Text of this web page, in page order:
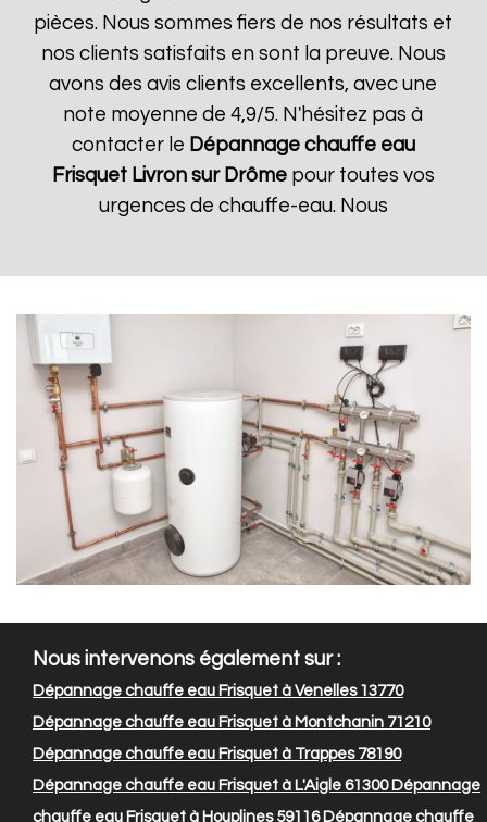
pièces. Nous sommes fiers de nos résultats et
nos clients satisfaits en sont la preuve. Nous
avons des avis clients excellents, avec une
note moyenne de 4,9/5. N'hésitez pas à
contacter le Dépannage chauffe eau
Frisquet Livron sur Drômepour toutes vos
urgences de chauffe-eau. Nous
Nous intervenons également sur :
Dépannage chauffe eau Frisquet à Venelles 13770
Dépannage chauffe eau Frisquet à Montchanin 71210
Dépannage chauffe eau Frisquet à Trappes 78190
Dépannage chauffe eau Frisquet à L'Aigle 61300Dépannage
chauffe eau Frisquet à Houplines 59116Dépannage chauffe